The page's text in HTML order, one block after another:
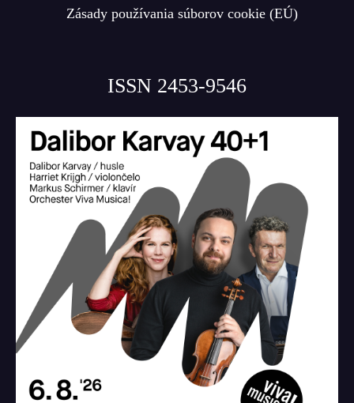
Zásady používania súborov cookie (EÚ)
ISSN 2453-9546